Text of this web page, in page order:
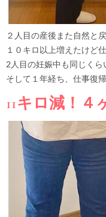
２人目の産後また自然と
１０キロ以上増えたけど
2人目の妊娠中も同じくら
そして１年経ち、仕事復
11キロ減！４